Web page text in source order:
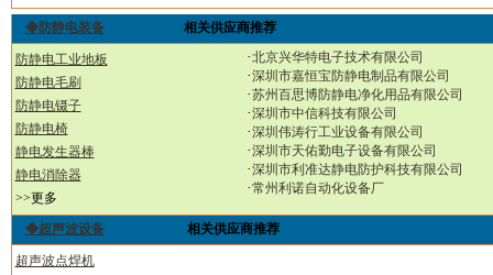
◆防静电装备 相关供应商推荐
防静电工业地板
防静电毛刷
防静电镊子
防静电椅
静电发生器棒
静电消除器
>>更多
·北京兴华特电子技术有限公司
·深圳市嘉恒宝防静电制品有限公司
·苏州百思博防静电净化用品有限公司
·深圳市中信科技有限公司
·深圳伟涛行工业设备有限公司
·深圳市天佑勤电子设备有限公司
·深圳市利准达静电防护科技有限公司
·常州利诺自动化设备厂
◆超声波设备 相关供应商推荐
超声波点焊机